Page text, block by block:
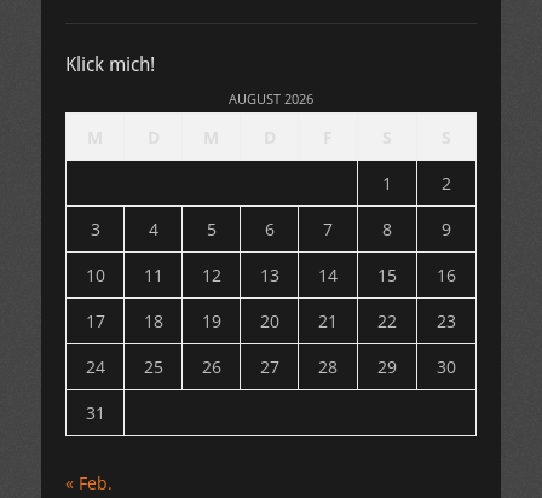
Klick mich!
AUGUST 2026
1
2
3
4 5 6 7 8
9
10
11 12 13 14 15
16
17
18 19 20 21 22
23
24
25 26 27 28 29
30
31
« Feb.